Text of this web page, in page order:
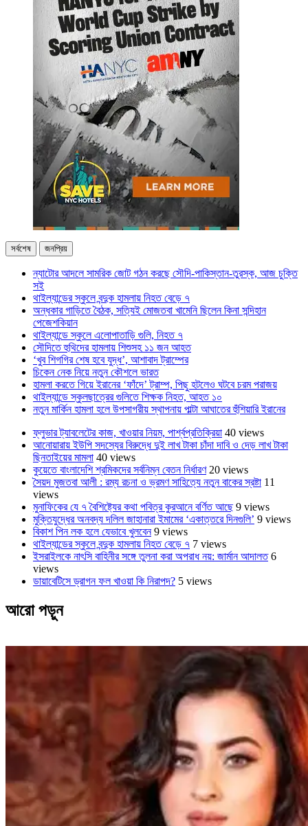
সর্বশেষ জনপ্রিয়
ন্যাটোর আদলে সামরিক জোট গঠন করছে সৌদি-পাকিস্তান-তুরস্ক, আজ চুক্তি
সই
থাইল্যান্ডের স্কুলে বন্দুক হামলায় নিহত বেড়ে ৭
অন্ধকার গাড়িতে বৈঠক, সত্যিই মোজতবা খামেনি ছিলেন কিনা সন্দিহান
পেজেশকিয়ান
থাইল্যান্ডে স্কুলে এলোপাতাড়ি গুলি, নিহত ৭
সৌদিতে হুথিদের হামলায় শিশুসহ ১১ জন আহত
‘খুব শিগগির শেষ হবে যুদ্ধ’, আশাবাদ ট্রাম্পের
চিকেন নেক নিয়ে নতুন কৌশলে ভারত
হামলা করতে গিয়ে ইরানের ‘ফাঁদে’ ট্রাম্প, পিছু হটলেও ঘটবে চরম পরাজয়
থাইল্যান্ডে স্কুলছাত্রের গুলিতে শিক্ষক নিহত, আহত ১০
নতুন মার্কিন হামলা হলে উপসাগরীয় স্থাপনায় পাল্টা আঘাতের হুঁশিয়ারি ইরানের
ফ্লুভার ট্যাবলেটের কাজ, খাওয়ার নিয়ম, পার্শ্বপ্রতিক্রিয়া 40 views
আনোয়ারায় ইউপি সদস্যের বিরুদ্ধে দুই লাখ টাকা চাঁদা দাবি ও দেড় লাখ টাকা
ছিনতাইয়ের মামলা 40 views
কুয়েতে বাংলাদেশি শ্রমিকদের সর্বনিম্ন বেতন নির্ধারণ 20 views
সৈয়দ মুজতবা আলী : রম্য রচনা ও ভ্রমণ সাহিত্যে নতুন বাকের স্রষ্টা 11
views
মুনাফিকের যে ৭ বৈশিষ্ট্যের কথা পবিত্র কুরআনে বর্ণিত আছে 9 views
মুক্তিযুদ্ধের অনবদ্য দলিল জাহানারা ইমামের ‘একাত্তরে দিনগুলি’ 9 views
বিকাশ পিন লক হলে যেভাবে খুলবেন 9 views
থাইল্যান্ডের স্কুলে বন্দুক হামলায় নিহত বেড়ে ৭ 7 views
ইসরাইলকে নাৎসি বাহিনীর সঙ্গে তুলনা করা অপরাধ নয়: জার্মান আদালত 6
views
ডায়াবেটিসে ড্রাগন ফল খাওয়া কি নিরাপদ? 5 views
আরো পড়ুন